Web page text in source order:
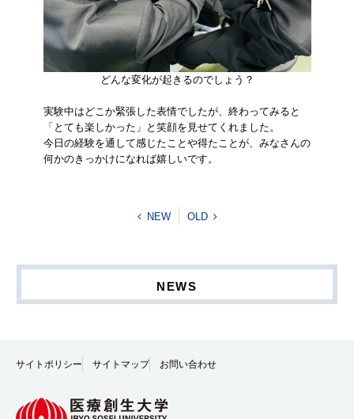
どんな変化が起きるのでしょう？
実験中はどこか緊張した表情でしたが、終わってみると
「とても楽しかった」と笑顔を見せてくれました。
今日の経験を通して感じたことや得たことが、みなさんの
何かのきっかけになれば嬉しいです。
NEW OLD
NEWS
サイトポリシー サイトマップ お問い合わせ